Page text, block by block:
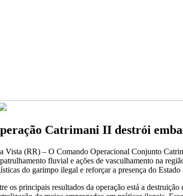
Catrimani II destrói
Vista (RR) – O Comando Operacional Conjunto
fluvial e ações de vasculhamento na
do garimpo ilegal e reforçar a presença do
os principais resultados da operação está a